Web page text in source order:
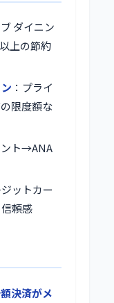
ダイニン
上の節約
：プライ
限度額な
ント→ANA
ットカー
頼感
決済がメ